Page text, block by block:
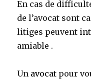
En cas de
de l’avocat sont
litiges peuvent
amiable .
Un avocat pour